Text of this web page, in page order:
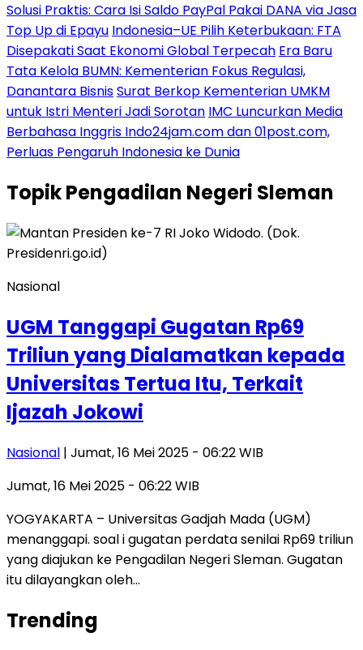
Solusi Praktis: Cara Isi Saldo PayPal Pakai DANA via Jasa
Top Up di Epayu Indonesia–UE Pilih Keterbukaan: FTA
Disepakati Saat Ekonomi Global Terpecah Era Baru
Tata Kelola BUMN: Kementerian Fokus Regulasi,
Danantara BisnisSurat Berkop Kementerian UMKM
untuk Istri Menteri Jadi Sorotan IMC Luncurkan Media
Berbahasa Inggris Indo24jam.com dan 01post.com,
Perluas Pengaruh Indonesia ke Dunia
TopikPengadilan Negeri Sleman
Nasional
UGM Tanggapi Gugatan Rp69
Triliun yang Dialamatkan kepada
Universitas Tertua Itu, Terkait
Ijazah Jokowi
Nasional | Jumat, 16 Mei 2025 - 06:22 WIB
Jumat, 16 Mei 2025 - 06:22 WIB
YOGYAKARTA – Universitas Gadjah Mada (UGM)
menanggapi. soal i gugatan perdata senilai Rp69 triliun
yang diajukan ke Pengadilan Negeri Sleman. Gugatan
itu dilayangkan oleh…
Trending